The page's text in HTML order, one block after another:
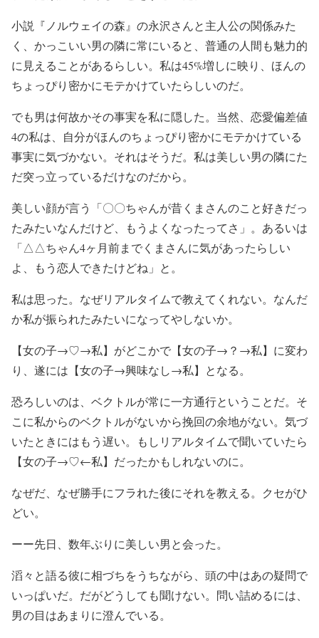
小説『ノルウェイの森』の永沢さんと主人公の関係みた
く、かっこいい男の隣に常にいると、普通の人間も魅力的
に見えることがあるらしい。私は45%増しに映り、ほんの
ちょっぴり密かにモテかけていたらしいのだ。
でも男は何故かその事実を私に隠した。当然、恋愛偏差値
4の私は、自分がほんのちょっぴり密かにモテかけている
事実に気づかない。それはそうだ。私は美しい男の隣にた
だ突っ立っているだけなのだから。
美しい顔が言う「〇〇ちゃんが昔くまさんのこと好きだっ
たみたいなんだけど、もうよくなったってさ」。あるいは
「△△ちゃん4ヶ月前までくまさんに気があったらしい
よ、もう恋人できたけどね」と。
私は思った。なぜリアルタイムで教えてくれない。なんだ
か私が振られたみたいになってやしないか。
【女の子→♡→私】がどこかで【女の子→？→私】に変わ
り、遂には【女の子→興味なし→私】となる。
恐ろしいのは、ベクトルが常に一方通行ということだ。そ
こに私からのベクトルがないから挽回の余地がない。気づ
いたときにはもう遅い。もしリアルタイムで聞いていたら
【女の子→♡←私】だったかもしれないのに。
なぜだ、なぜ勝手にフラれた後にそれを教える。クセがひ
どい。
ーー先日、数年ぶりに美しい男と会った。
滔々と語る彼に相づちをうちながら、頭の中はあの疑問で
いっぱいだ。だがどうしても聞けない。問い詰めるには、
男の目はあまりに澄んでいる。